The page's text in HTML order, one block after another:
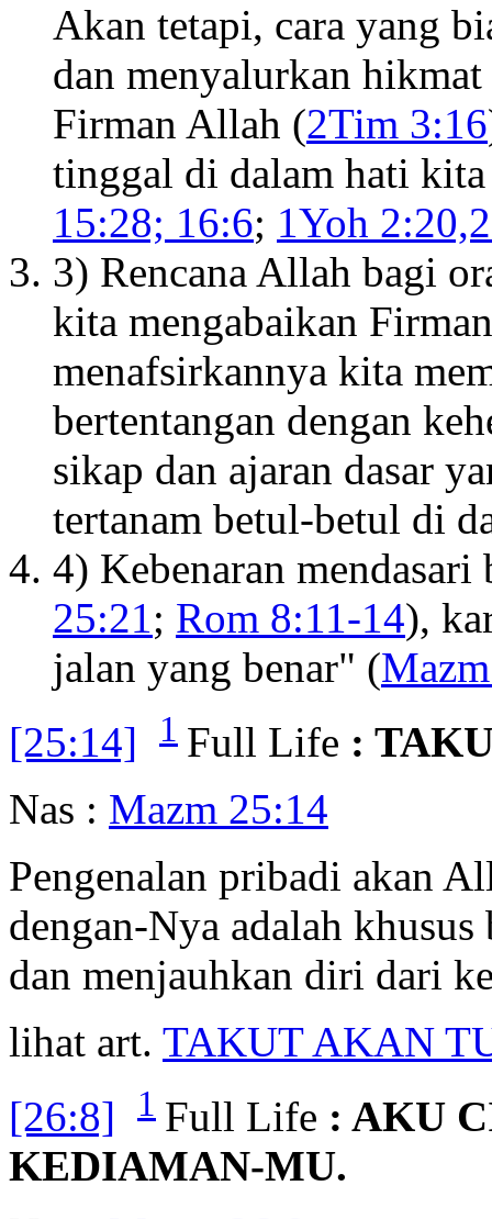
Akan tetapi, cara yang
dan menyalurkan
Firman Allah (2Tim 3:16
tinggal di dalam hati
15:28; 16:6; 1Yoh
3) Rencana Allah bagi
kita mengabaikan
menafsirkannya kita
bertentangan dengan
sikap dan ajaran dasar
tertanam betul-betul di
4) Kebenaran
25:21; Rom 8:11-14),
jalan yang benar" (
[25:14]
1 Full Life :
Nas : Mazm 25:14
Pengenalan pribadi akan
dengan-Nya adalah
dan menjauhkan diri dari
lihat art. TAKUT AKAN
[26:8]
1 Full Life : AKU
KEDIAMAN-MU.